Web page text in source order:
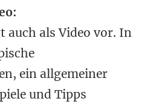
auch als Video vor. In
ein allgemeiner
und Tipps